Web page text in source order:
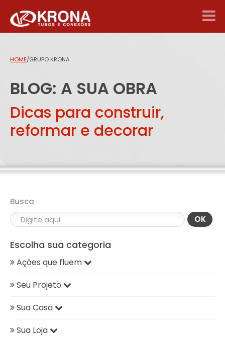
HOME/GRUPO KRONA
BLOG: A SUA OBRA
Dicas para construir,
reformar e decorar
Busca
OK
Escolha sua categoria
Ações que fluem
Seu Projeto
Sua Casa
Sua Loja